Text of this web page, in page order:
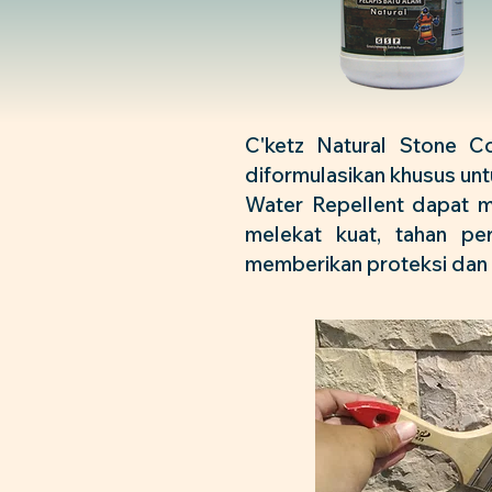
C'ketz Natural Stone
diformulasikan khusus
Water Repellent dapat
melekat kuat, tahan
memberikan proteksi